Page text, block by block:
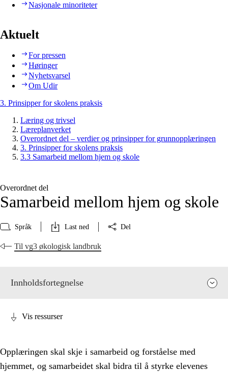
Nasjonale minoriteter
Aktuelt
For pressen
Høringer
Nyhetsvarsel
Om Udir
3. Prinsipper for skolens praksis
Læring og trivsel
Læreplanverket
Overordnet del – verdier og prinsipper for grunnopplæringen
3. Prinsipper for skolens praksis
3.3 Samarbeid mellom hjem og skole
Overordnet del
Samarbeid mellom hjem og skole
Språk Last ned Del
Til vg3 økologisk landbruk
Innholdsfortegnelse
Vis ressurser
Opplæringen skal skje i samarbeid og forståelse med
hjemmet, og samarbeidet skal bidra til å styrke elevenes